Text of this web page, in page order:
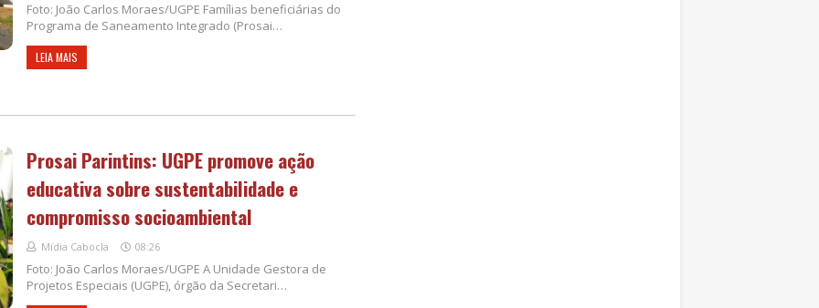
Foto: João Carlos Moraes/UGPE Famílias beneficiárias do
Programa de Saneamento Integrado (Prosai…
LEIA MAIS
Prosai Parintins: UGPE promove ação
educativa sobre sustentabilidade e
compromisso socioambiental
Mídia Cabocla 08:26
Foto: João Carlos Moraes/UGPE A Unidade Gestora de
Projetos Especiais (UGPE), órgão da Secretari…